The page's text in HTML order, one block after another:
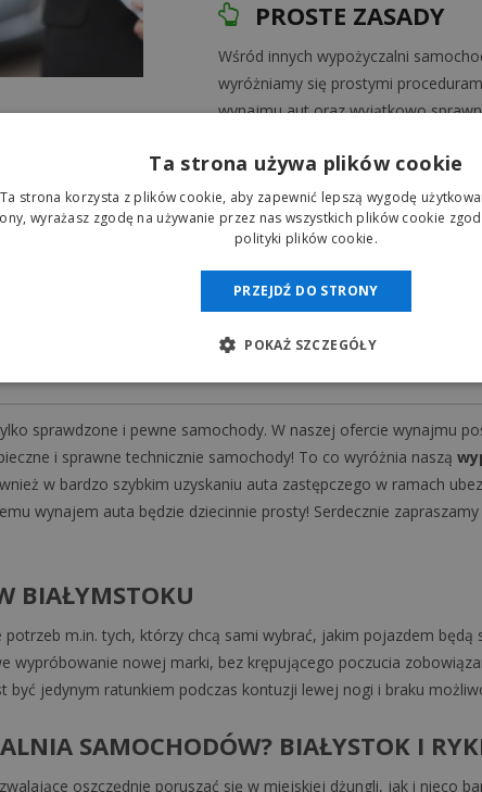
PROSTE ZASADY
Wśród innych wypożyczalni
wyróżniamy się prostymi
wynajmu aut oraz wyjątkowo
AUTA WYSOKIEJ
Flota naszej wypożyczalni to wysokiej
samochody z bogatym wyposażeniem
zarówno z manualną jak i
sprawdzone i pewne samochody. W naszej ofercie wynajmu
i sprawne technicznie samochody! To co wyróżnia naszą
w bardzo szybkim uzyskaniu auta zastępczego w ramach
wynajem auta będzie dziecinnie prosty! Serdecznie
BIAŁYMSTOKU
potrzeb m.in. tych, którzy chcą sami wybrać, jakim pojazdem
nowej marki, bez krępującego poczucia
jedynym ratunkiem podczas kontuzji lewej nogi i braku
SAMOCHODÓW? BIAŁYSTOK I
oszczędnie poruszać się w miejskiej dżungli, jak i nieco
Ta strona używa plików cookie
Ta strona korzysta z plików cookie, aby zapewnić lepszą wygodę
wyrażasz zgodę na używanie przez nas wszystkich plików cookie
polityki plików cookie.
PRZEJDŹ DO STRONY
POKAŻ SZCZEGÓŁY